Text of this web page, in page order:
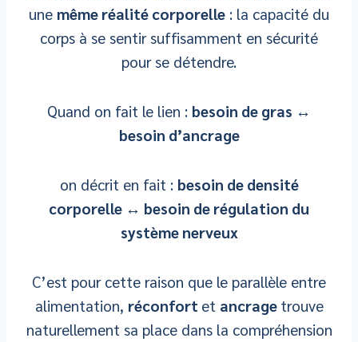
une même réalité corporelle : la capacité du
corps à se sentir suffisamment en sécurité
pour se détendre.
Quand on fait le lien : besoin de gras ↔
besoin d’ancrage
on décrit en fait : besoin de densité
corporelle ↔ besoin de régulation du
système nerveux
C’est pour cette raison que le parallèle entre
alimentation, réconfort et ancrage trouve
naturellement sa place dans la compréhension